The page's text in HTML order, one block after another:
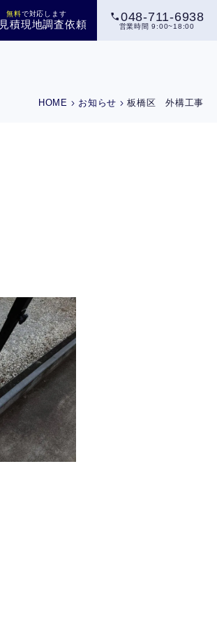
無料で対応します
見積現地調査依頼
call048-711-6938
営業時間 9:00~18:00
HOME chevron_right お知らせ chevron_right 板橋区 外構工事